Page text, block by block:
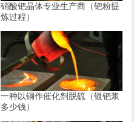
硝酸钯晶体专业生产商（钯粉提
炼过程）
一种以铜作催化剂脱硫（银钯浆
多少钱）